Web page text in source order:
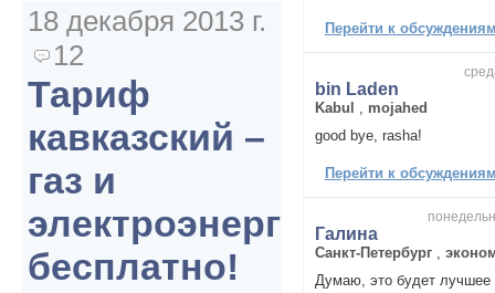
Перейти к
bin Laden
Kabul
mojahed
good bye, rasha!
Перейти к
Галина
Санкт-Петербург
Думаю, это будет лучшее
18 декабря 2013 г.
12
Тариф
кавказский –
газ и
электроэнергия
бесплатно!